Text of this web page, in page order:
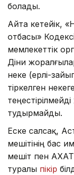
болады.
Айта кетейік,
отбасы»
мемлекеттік
Діни
неке (ерлі-
тіркелген
тудырмайды.
Еске салсақ,
мешітінің бас
мешіт пен
туралы пікір